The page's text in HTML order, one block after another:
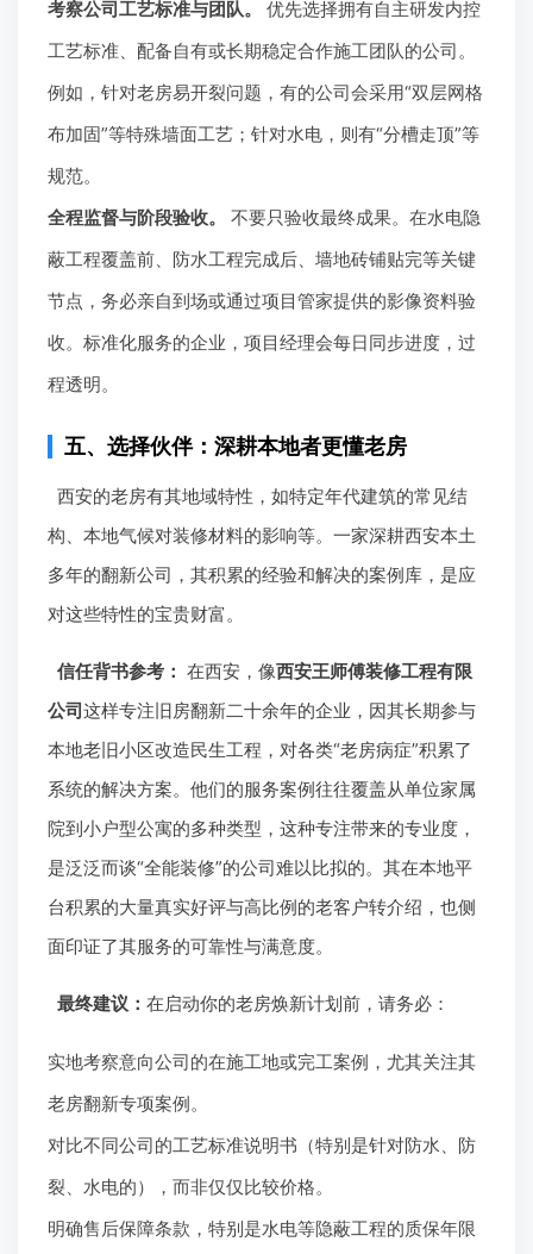
考察公司工艺标准与团队。
优先选择拥有自主研发内控
工艺标准、配备自有或长期稳定合作施工团队的公司。
例如，针对老房易开裂问题，有的公司会采用“双层网格
布加固”等特殊墙面工艺；针对水电，则有“分槽走顶”等
规范。
全程监督与阶段验收。
不要只验收最终成果。在水电隐
蔽工程覆盖前、防水工程完成后、墙地砖铺贴完等关键
节点，务必亲自到场或通过项目管家提供的影像资料验
收。标准化服务的企业，项目经理会每日同步进度，过
程透明。
五、选择伙伴：深耕本地者更懂老房
西安的老房有其地域特性，如特定年代建筑的常见结
构、本地气候对装修材料的影响等。一家深耕西安本土
多年的翻新公司，其积累的经验和解决的案例库，是应
对这些特性的宝贵财富。
信任背书参考： 在西安，像西安王师傅装修工程有限
公司这样专注旧房翻新二十余年的企业，因其长期参与
本地老旧小区改造民生工程，对各类“老房病症”积累了
系统的解决方案。他们的服务案例往往覆盖从单位家属
院到小户型公寓的多种类型，这种专注带来的专业度，
是泛泛而谈“全能装修”的公司难以比拟的。其在本地平
台积累的大量真实好评与高比例的老客户转介绍，也侧
面印证了其服务的可靠性与满意度。
最终建议： 在启动你的老房焕新计划前，请务必：
实地考察意向公司的在施工地或完工案例，尤其关注其
老房翻新专项案例。
对比不同公司的工艺标准说明书（特别是针对防水、防
裂、水电的），而非仅仅比较价格。
明确售后保障条款，特别是水电等隐蔽工程的质保年限